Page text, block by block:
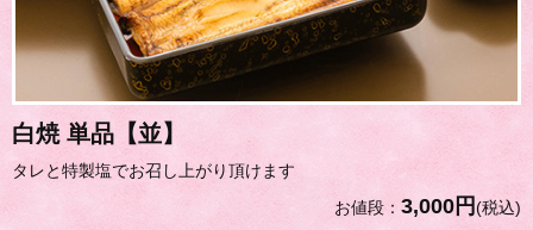
白焼 単品【並】
タレと特製塩でお召し上がり頂けます
お値段： 3,000円(税込)